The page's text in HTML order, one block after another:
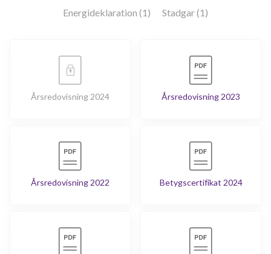
Energideklaration (1)
Stadgar (1)
Årsredovisning 2024 Årsredovisning 2023
Årsredovisning 2022 Betygscertifikat 2024